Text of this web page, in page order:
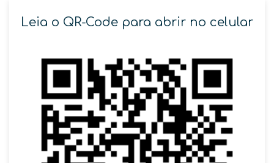
Leia o QR-Code para abrir no celular